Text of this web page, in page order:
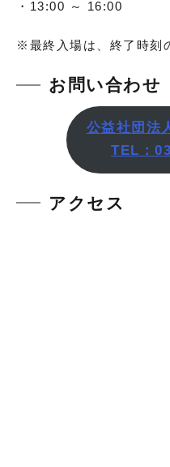
・13:00 ～ 16:00
※最終入場は、終了時刻
お問い合わせ
公益社団法
TEL：
アクセス